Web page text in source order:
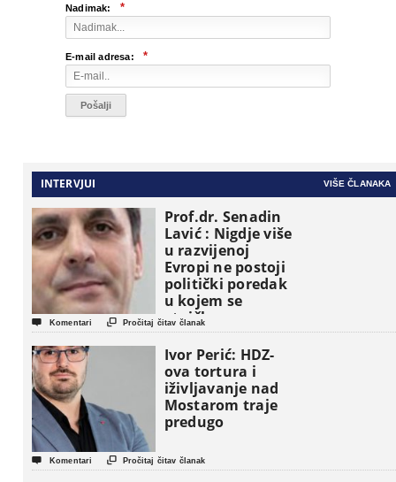
Nadimak: *
E-mail adresa: *
INTERVJUI VIŠE ČLANAKA
Prof.dr. Senadin
Lavić : Nigdje više
u razvijenoj
Evropi ne postoji
politički poredak
u kojem se
etničke grupe
pojavljuju kao
osnovne
političke jedinice
 Komentari  Pročitaj čitav članak
Ivor Perić: HDZ-
ova tortura i
iživljavanje nad
Mostarom traje
predugo
 Komentari  Pročitaj čitav članak